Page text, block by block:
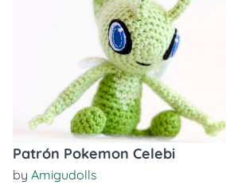
Patrón Pokemon Celebi
by Amigudolls